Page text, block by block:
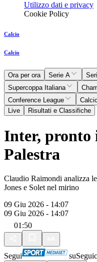
Utilizzo dati e privacy
Cookie Policy
Calcio
Calcio
Ora per ora Serie A
Supercoppa Italiana
Conference League
Live
Risultati e Classifiche
Inter,
Palestra
Claudio Raimondi analizza
Jones e Solet nel mirino
09 Giu 2026 - 14:07
09 Giu 2026 - 14:07
01:50
Segui su